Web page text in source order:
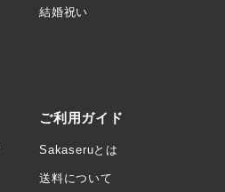
結婚祝い
ご利用ガイド
Sakaseruとは
送料について